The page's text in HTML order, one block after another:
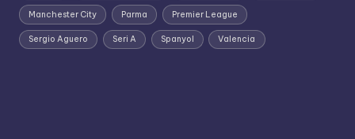
Manchester City Parma Premier League
Sergio Aguero Seri A Spanyol Valencia